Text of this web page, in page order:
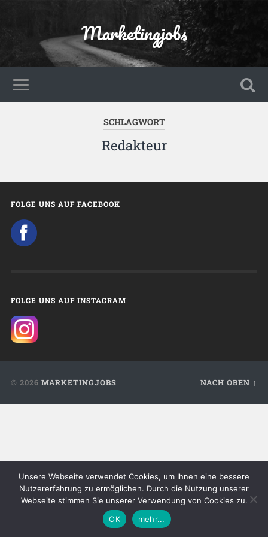
Marketingjobs
SCHLAGWORT
Redakteur
FOLGE UNS AUF FACEBOOK
FOLGE UNS AUF INSTAGRAM
© 2026 MARKETINGJOBS NACH OBEN ↑
Unsere Webseite verwendet Cookies, um Ihnen eine bessere
Nutzererfahrung zu ermöglichen. Durch die Nutzung unserer
Webseite stimmen Sie unserer Verwendung von Cookies zu.
OK
mehr...